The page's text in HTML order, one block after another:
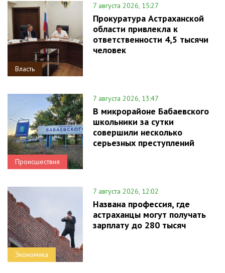
Власть
7 августа 2026, 15:27
Прокуратура Астраханской
области привлекла к
ответственности 4,5 тысячи
человек
Происшествия
7 августа 2026, 13:47
В микрорайоне Бабаевского
школьники за сутки
совершили несколько
серьезных преступлений
Экономика
7 августа 2026, 12:02
Названа профессия, где
астраханцы могут получать
зарплату до 280 тысяч